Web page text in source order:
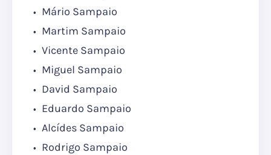
Mário Sampaio
Martim Sampaio
Vicente Sampaio
Miguel Sampaio
David Sampaio
Eduardo Sampaio
Alcídes Sampaio
Rodrigo Sampaio